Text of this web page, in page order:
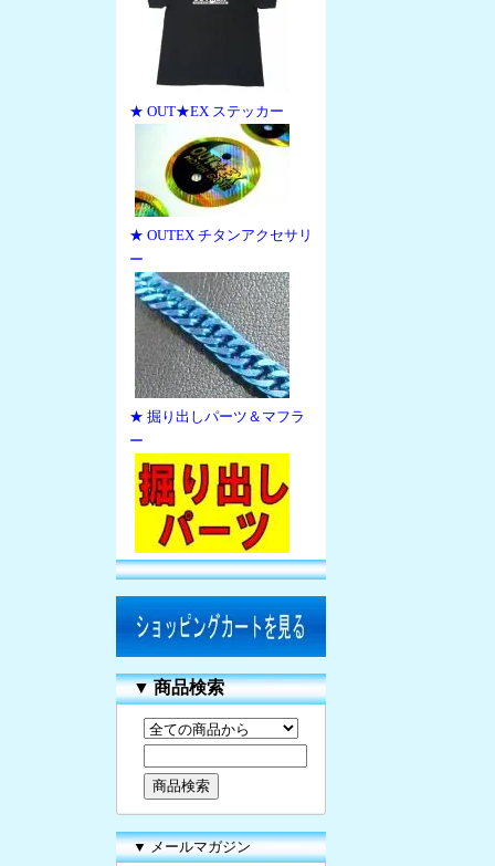
★ OUT★EX ステッカー
★ OUTEX チタンアクセサリ
ー
★ 掘り出しパーツ＆マフラ
ー
▼商品検索
▼ メールマガジン